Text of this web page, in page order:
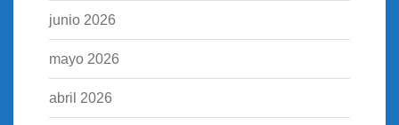
junio 2026
mayo 2026
abril 2026